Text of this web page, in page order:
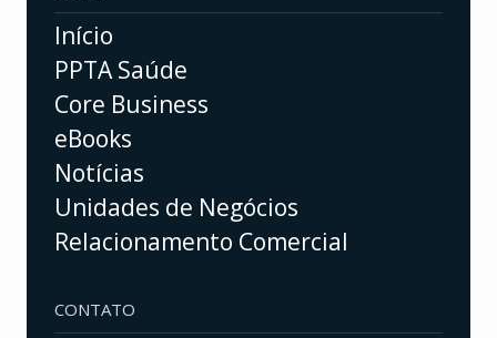
Início
PPTA Saúde
Core Business
eBooks
Notícias
Unidades de Negócios
Relacionamento Comercial
CONTATO